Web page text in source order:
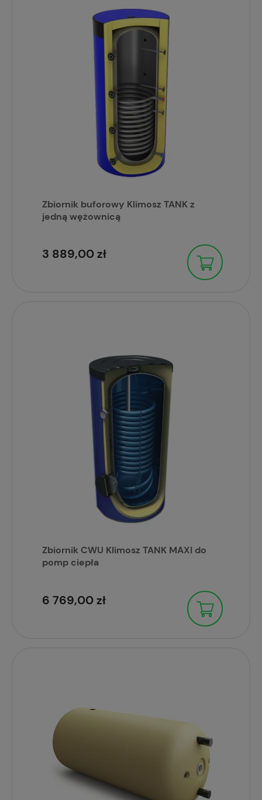
Zbiornik buforowy Klimosz TANK z
jedną wężownicą
3 889,00 zł
Zbiornik CWU Klimosz TANK MAXI do
pomp ciepła
6 769,00 zł